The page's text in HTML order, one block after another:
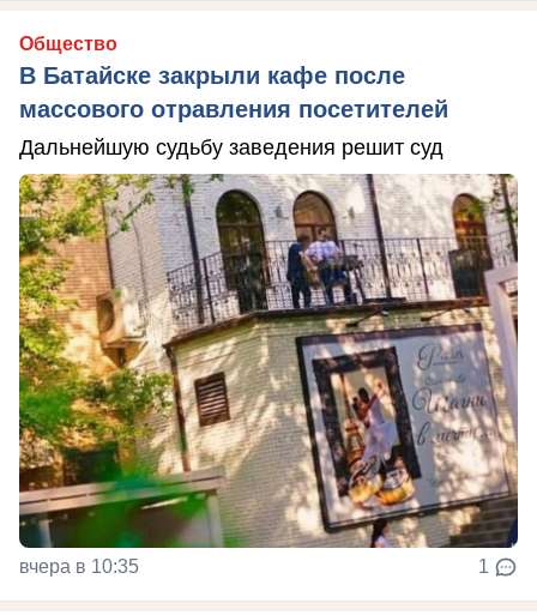
Общество
В Батайске закрыли кафе после
массового отравления посетителей
Дальнейшую судьбу заведения решит суд
вчера в 10:35 1